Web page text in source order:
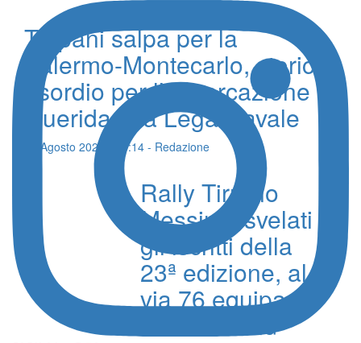
Trapani salpa per la
Palermo-Montecarlo, storico
esordio per l’imbarcazione
Querida e la Lega Navale
06 Agosto 2026 - 11:14 - Redazione
Rally Tirreno
Messina, svelati
gli iscritti della
23ª edizione, al
via 76 equipaggi
nel weekend